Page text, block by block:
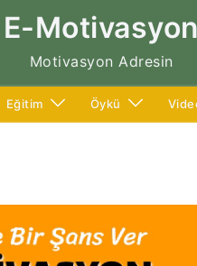
E-Motivasyon
Motivasyon Adresin
Eğitim Öykü